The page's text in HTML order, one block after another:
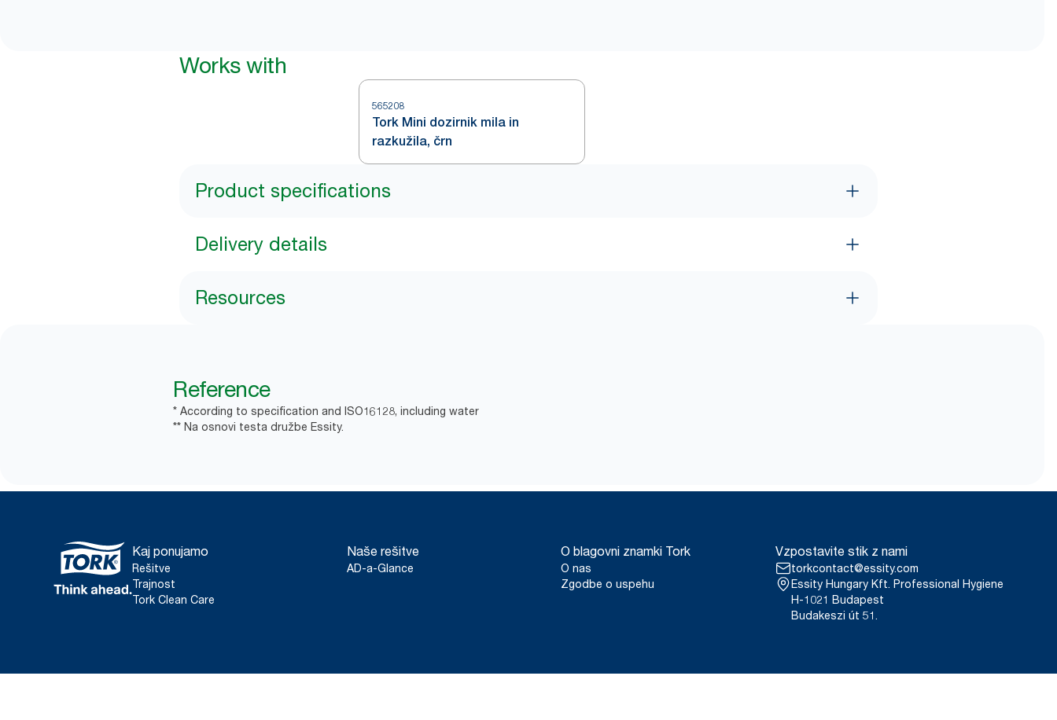
Works with
565208
Tork Mini dozirnik mila in
razkužila, črn
Product specifications
Delivery details
Resources
Reference
* According to specification and ISO16128, including water
** Na osnovi testa družbe Essity.
Kaj ponujamo
Rešitve
Trajnost
Tork Clean Care
Naše rešitve
AD-a-Glance
O blagovni znamki Tork
O nas
Zgodbe o uspehu
Vzpostavite stik z nami
torkcontact@essity.com
Essity Hungary Kft. Professional Hygiene
H-1021 Budapest
Budakeszi út 51.